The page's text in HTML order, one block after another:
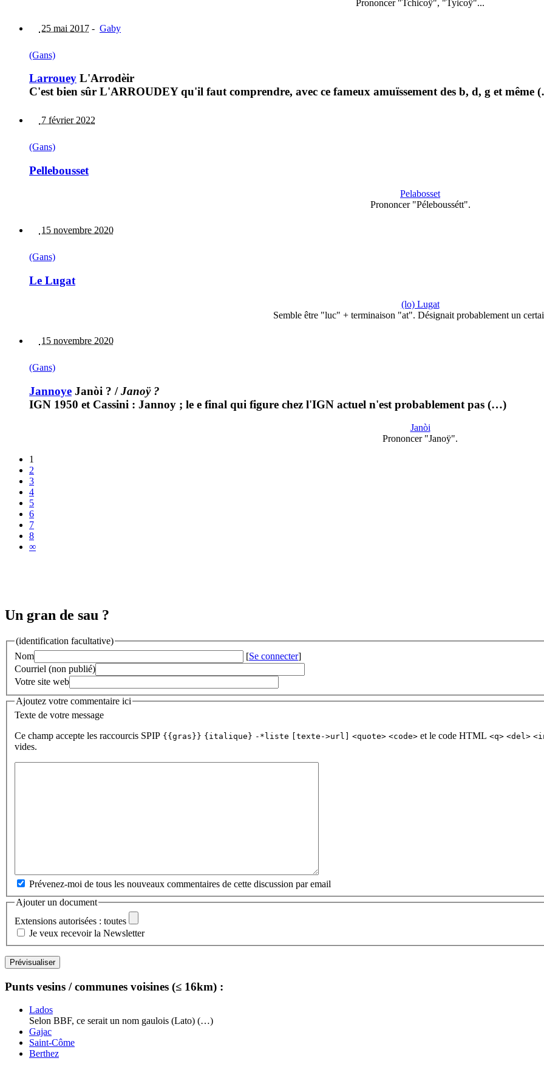
Prononcer "Tchicoÿ", "Tyicoÿ"...
25 mai 2017 - Gaby
(Gans)
Larrouey L'Arrodèir
C'est bien sûr L'ARROUDEY qu'il faut comprendre, avec ce fameux amuïssement des b, d, g et même
7 février 2022
(Gans)
Pellebousset
Pelabosset
Prononcer "Péleboussétt".
15 novembre 2020
(Gans)
Le Lugat
(lo) Lugat
Semble être "luc" + terminaison "at". Désignait probablement un
15 novembre 2020
(Gans)
Jannoye Janòi ? /Janoÿ ?
IGN 1950 et Cassini : Jannoy ; le e final qui figure chez l'IGN actuel n'est probablement pas (…)
Janòi
Prononcer "Janoÿ".
1
2
3
4
5
6
7
8
∞
Un gran de sau ?
(identification facultative)
Nom
[Se connecter]
Courriel (non publié)
Votre site web
Ajoutez votre commentaire ici
Texte de votre message
Ce champ accepte les raccourcis SPIP {{gras}} {italique} -*liste [texte->url] <quote> <code> et le code HTML <q> <del>
vides.
Prévenez-moi de tous les nouveaux commentaires de cette discussion par email
Ajouter un document
Extensions autorisées : toutes
Je veux recevoir la Newsletter
Punts vesins / communes voisines (≤ 16km) :
Lados
Selon BBF, ce serait un nom gaulois (Lato) (…)
Gajac
Saint-Côme
Berthez